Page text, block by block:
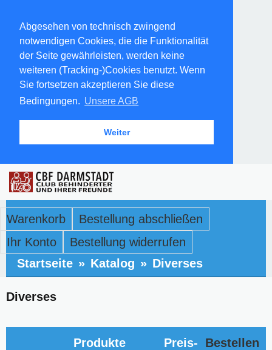
Abgesehen von technisch zwingend
notwendigen Cookies, die die Funktionalität
der Seite gewährleisten, werden keine
weiteren (Tracking-)Cookies benutzt. Wenn
Sie fortsetzen akzeptieren Sie diese
Bedingungen. Unsere AGB
Weiter
Warenkorb
Bestellung abschließen
Ihr Konto
Bestellung widerrufen
Startseite » Katalog » Diverses
Diverses
Produkte Preis- Bestellen